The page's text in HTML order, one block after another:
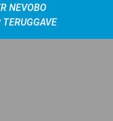
NEVOBO